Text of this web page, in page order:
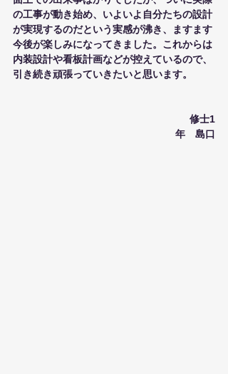
の工事が動き始め、いよいよ自分たちの設計
が実現するのだという実感が沸き、ますます
今後が楽しみになってきました。これからは
内装設計や看板計画などが控えているので、
引き続き頑張っていきたいと思います。
修士1
年　島口